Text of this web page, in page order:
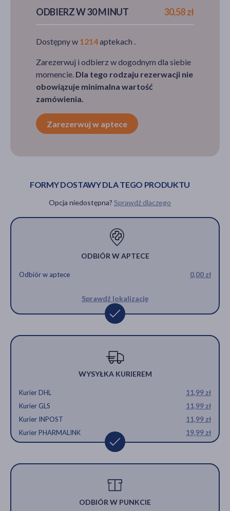
ODBIERZ W 30 MINUT 30,58 zł
Dostępny w 1214aptekach .
Zarezerwuj i odbierz w dogodnym dla siebie
momencie. Dla tego rodzaju rezerwacji nie
obowiązuje minimalna wartość
zamówienia.
Zarezerwuj w aptece
FORMY DOSTAWY DLA TEGO PRODUKTU
Opcja niedostępna? Sprawdź dlaczego
ODBIÓR W APTECE
Odbiór w aptece 0,00 zł
Sprawdź lokalizację
WYSYŁKA KURIEREM
Kurier DHL
11,99 zł
Kurier GLS
11,99 zł
Kurier INPOST
11,99 zł
Kurier PHARMALINK
19,99 zł
ODBIÓR W PUNKCIE